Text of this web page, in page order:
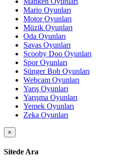
Mario Oyunları
Motor Oyunları
Müzik Oyunları
Oda Oyunları
Savas Oyunları
Scooby Doo Oyunları
Spor Oyunları
Sünger Bob Oyunları
Webcam Oyunları
Yarış Oyunları
Yarışma Oyunları
Yemek Oyunları
Zeka Oyunları
×
Sitede Ara